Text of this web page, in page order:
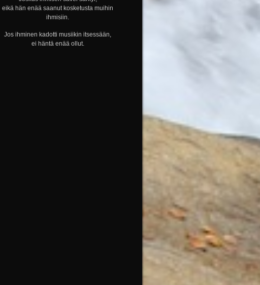
eikä hän enää saanut kosketusta muihin
ihmisiin.
Jos ihminen kadotti musiikin itsessään,
ei häntä enää ollut.